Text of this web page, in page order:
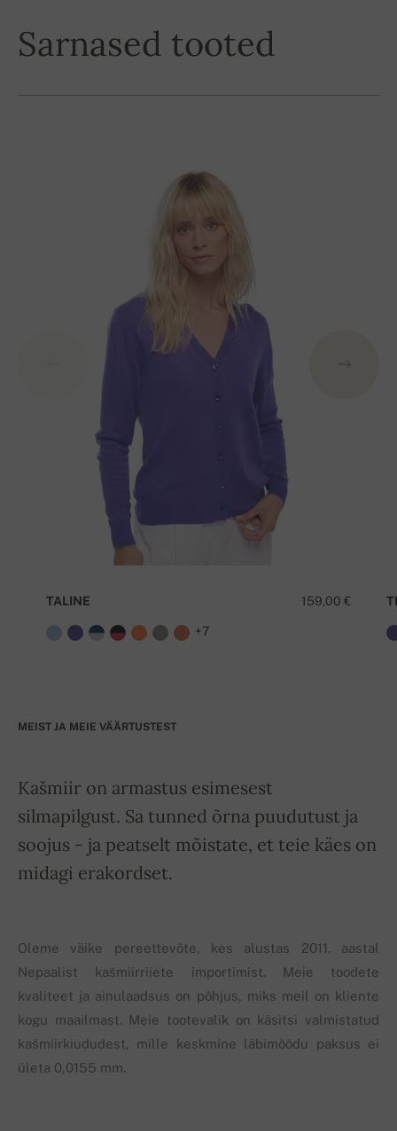
Sarnased tooted
159,00 €
TALINE
+7
MEIST JA MEIE VÄÄRTUSTEST
Kašmiir on armastus esimesest
silmapilgust. Sa tunned õrna puudutust ja
soojus - ja peatselt mõistate, et teie käes on
midagi erakordset.
Oleme väike pereettevõte, kes alustas 2011. aastal
Nepaalist kašmiirriiete importimist. Meie toodete
kvaliteet ja ainulaadsus on põhjus, miks meil on kliente
kogu maailmast. Meie tootevalik on käsitsi valmistatud
kašmiirkiududest, mille keskmine läbimõõdu paksus ei
ületa 0,0155 mm.